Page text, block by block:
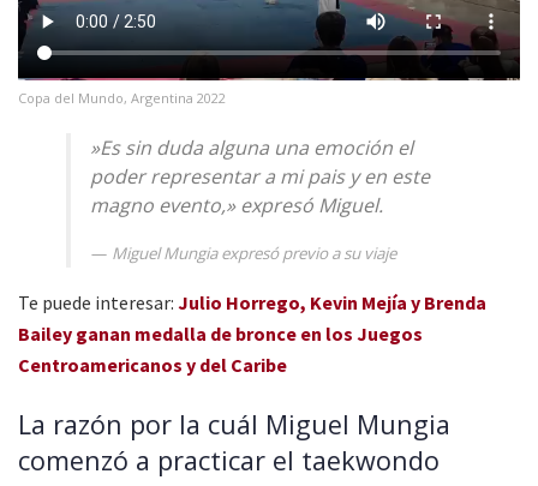
Copa del Mundo, Argentina 2022
»Es sin duda alguna una emoción el
poder representar a mi pais y en este
magno evento,» expresó Miguel.
Miguel Mungia expresó previo a su viaje
Te puede interesar: Julio Horrego, Kevin Mejía y Brenda
Bailey ganan medalla de bronce en los Juegos
Centroamericanos y del Caribe
La razón por la cuál Miguel Mungia
comenzó a practicar el taekwondo